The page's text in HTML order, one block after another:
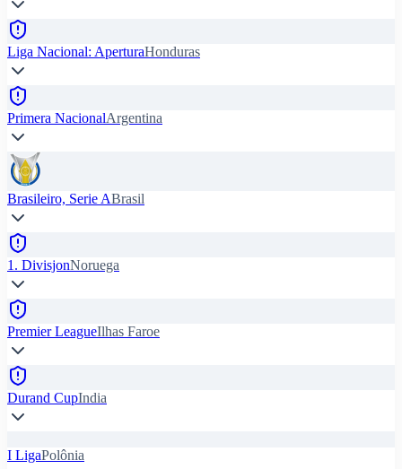
Liga Nacional: AperturaHonduras
Primera NacionalArgentina
Brasileiro, Serie ABrasil
1. DivisjonNoruega
Premier LeagueIlhas Faroe
Durand CupIndia
I LigaPolônia